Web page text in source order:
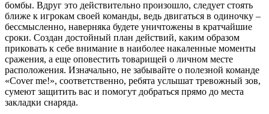
бомбы. Вдруг это действительно произошло, следует стоять
ближе к игрокам своей команды, ведь двигаться в одиночку –
бессмысленно, наверняка будете уничтожены в кратчайшие
сроки. Создан достойный план действий, каким образом
приковать к себе внимание в наиболее накаленные моменты
сражения, а еще оповестить товарищей о личном месте
расположения. Изначально, не забывайте о полезной команде
«Cover me!», соответственно, ребята услышат тревожный зов,
сумеют защитить вас и помогут добраться прямо до места
закладки снаряда.